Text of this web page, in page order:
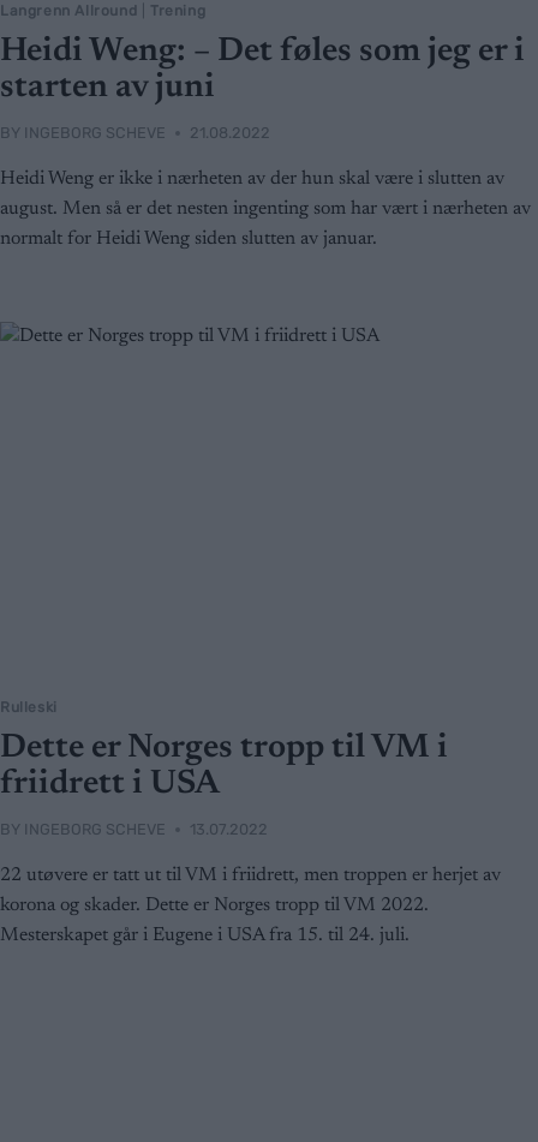
Langrenn Allround Trening
Heidi Weng: – Det føles som jeg er i
starten av juni
BY INGEBORG SCHEVE 21.08.2022
Heidi Weng er ikke i nærheten av der hun skal være i slutten av
august. Men så er det nesten ingenting som har vært i nærheten av
normalt for Heidi Weng siden slutten av januar.
Rulleski
Dette er Norges tropp til VM i
friidrett i USA
BY INGEBORG SCHEVE 13.07.2022
22 utøvere er tatt ut til VM i friidrett, men troppen er herjet av
korona og skader. Dette er Norges tropp til VM 2022.
Mesterskapet går i Eugene i USA fra 15. til 24. juli.